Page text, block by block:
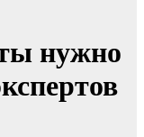
нужно